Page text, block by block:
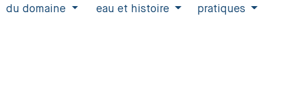
du domaine
eau et histoire
pratiques